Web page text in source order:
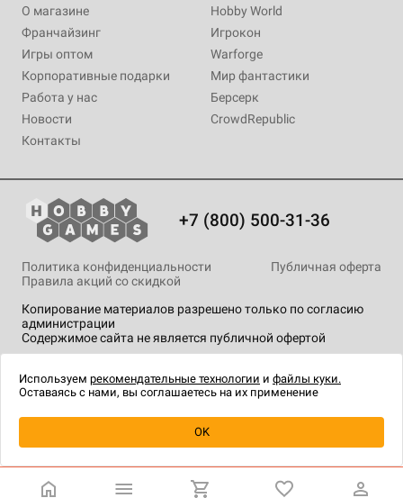
Уведомить о наличии
О магазине
Франчайзинг
Игры оптом
Корпоративные подарки
Работа у нас
Новости
Контакты
Hobby World
Игрокон
Warforge
Мир фантастики
Берсерк
CrowdRepublic
+7 (800) 500-31-36
Копирование материалов разрешено только по согласию
администрации
Содержимое сайта не является публичной офертой
Политика конфиденциальности
Публичная оферта
Правила акций со скидкой
технологии.
Используем рекомендательные технологии и файлы куки.
Оставаясь с нами, вы соглашаетесь на их применение
OK